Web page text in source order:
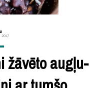
žāvēto augļu-